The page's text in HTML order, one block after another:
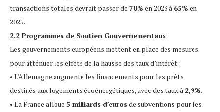
transactions totales devrait passer de 70% en 2023 à 65% en
2025.
2.2 Programmes de Soutien Gouvernementaux
Les gouvernements européens mettent en place des mesures
pour atténuer les effets de la hausse des taux d’intérêt :
• L’Allemagne augmente les financements pour les prêts
destinés aux logements écoénergétiques, avec des taux à 2,9%.
• La France alloue 5 milliards d’euros de subventions pour les